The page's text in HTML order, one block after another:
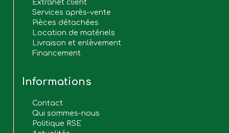
Extranet client
Services après-vente
Pièces détachées
Location de matériels
Livraison et enlèvement
Financement
Informations
Contact
Qui sommes-nous
Politique RSE